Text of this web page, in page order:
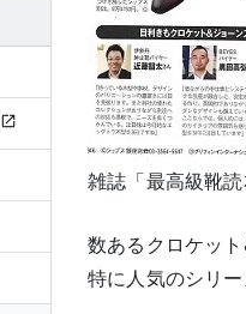
雑誌「最高級靴
数あるクロケッ
特に人気のシリ